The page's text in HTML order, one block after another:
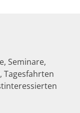
Seminare,
Tagesfahrten